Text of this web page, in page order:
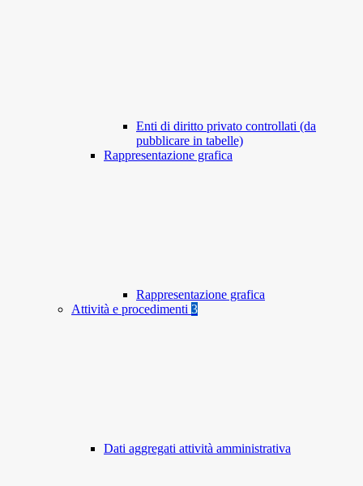
Enti di diritto privato controllati (da
pubblicare in tabelle)
Rappresentazione grafica
Rappresentazione grafica
Attività e procedimenti 3
Dati aggregati attività amministrativa